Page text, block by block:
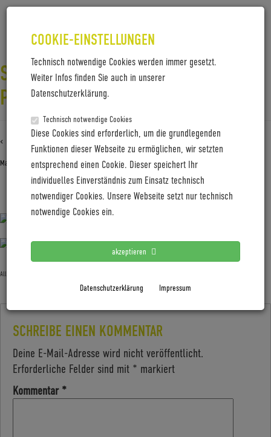
COOKIE-EINSTELLUNGEN
Technisch notwendige Cookies werden immer gesetzt.
Weiter Infos finden Sie auch in unserer
Datenschutzerklärung.
Technisch notwendige Cookies
Diese Cookies sind erforderlich, um die grundlegenden
Funktionen dieser Webseite zu ermöglichen, wir setzten
entsprechend einen Cookie. Dieser speichert Ihr
individuelles Einverständnis zum Einsatz technisch
notwendiger Cookies. Unsere Webseite setzt nur technisch
notwendige Cookies ein.
akzeptieren
Datenschutzerklärung Impressum
SKYE-BELT-PRODUCT-
PAGE_0002_DMT-SLATE-DI2
‹ Zurück zu Skye-Belt-product-page_0002_DMT-Slate-Di2
Mai 14, 2025 Gabi Jung— No Comments
Skye-Belt-product-page_0002_DMT-Slate-Di2
Allgemein
SCHREIBE EINEN KOMMENTAR
Deine E-Mail-Adresse wird nicht veröffentlicht.
Erforderliche Felder sind mit * markiert
Kommentar *